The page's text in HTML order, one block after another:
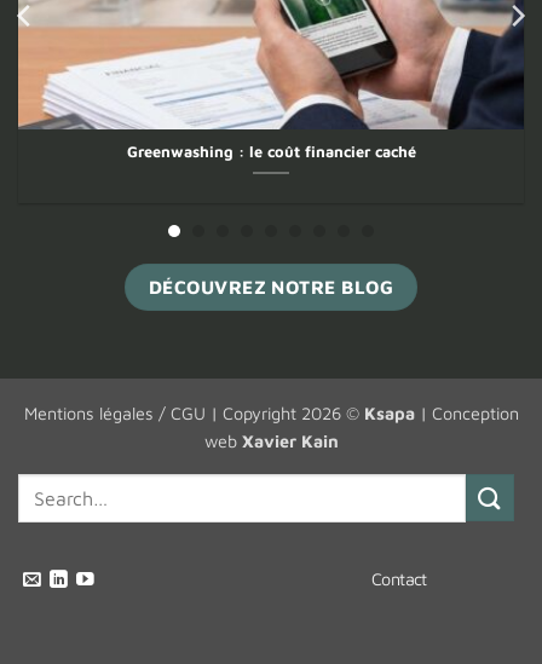
ECGT : matières
DÉCOUVREZ NOTRE BLOG
Mentions légales / CGU | Copyright 2026 © Ksapa| Conception
web Xavier Kain
Contact